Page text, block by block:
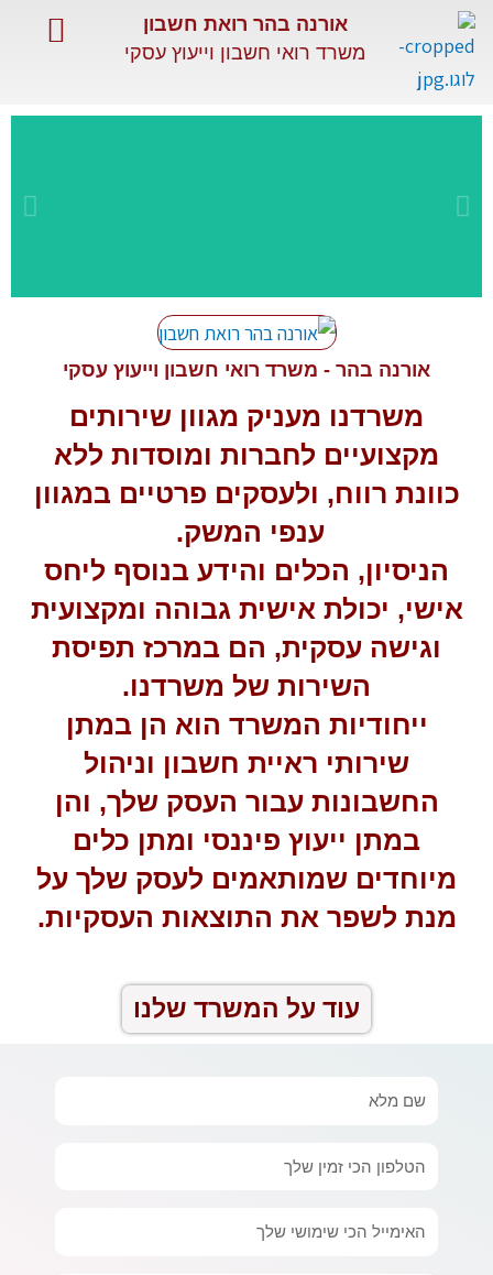
דילוג
לתוכן
אורנה בהר רואת חשבון
משרד רואי חשבון וייעוץ עסקי
שירות
מקצועי
ומתקדם
אורנה בהר - משרד רואי חשבון וייעוץ עסקי
משרדנו מעניק מגוון שירותים
מקצועיים לחברות ומוסדות ללא
כוונת רווח, ולעסקים פרטיים במגוון
ענפי המשק.
הניסיון, הכלים והידע בנוסף ליחס
אישי, יכולת אישית גבוהה ומקצועית
וגישה עסקית, הם במרכז תפיסת
השירות של משרדנו.
ייחודיות המשרד הוא הן במתן
שירותי ראיית חשבון וניהול
החשבונות עבור העסק שלך, והן
במתן ייעוץ פיננסי ומתן כלים
מיוחדים שמותאמים לעסק שלך על
מנת לשפר את התוצאות העסקיות.
עוד על המשרד שלנו
שם
טלפון
אימייל